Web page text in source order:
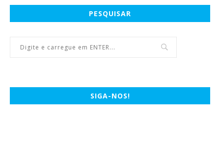
PESQUISAR
SIGA-NOS!